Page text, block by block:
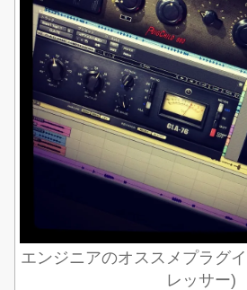
エンジニアのオススメプラグ
レッサー)